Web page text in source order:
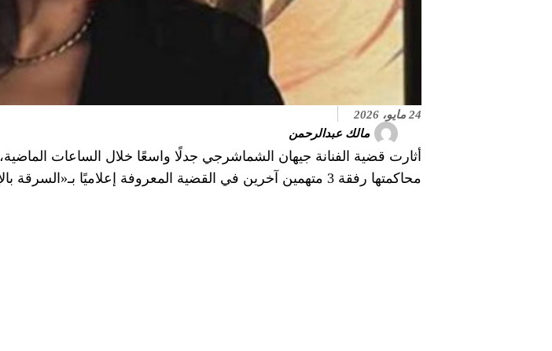
24 مايو، 2026
مالك عبدالرحمن
أثارت قضية الفنانة جيهان الشماشرجي جدلًا واسعًا خلال الساعات
محاكمتها رفقة 3 متهمين آخرين في القضية المعروفة إعلاميًا بـ«السرقة بالإكراه»، إلى جلسة 25 يونيو المقبل.